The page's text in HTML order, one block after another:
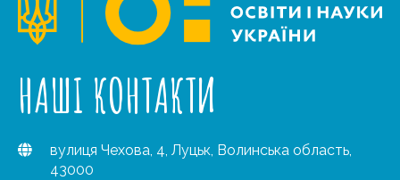
НАШІ КОНТАКТИ
вулиця Чехова, 4, Луцьк, Волинська область,
43000